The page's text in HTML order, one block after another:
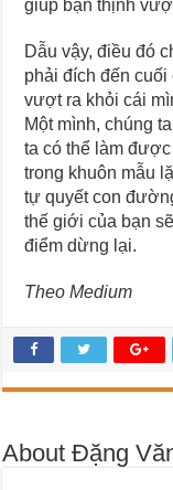
giúp bạn thịnh
Dẫu vậy, điều đó
phải đích đến
vượt ra khỏi cái
Một mình, chúng
ta có thể làm
trong khuôn mẫu
tự quyết con
thế giới của bạn
điểm dừng lại.
Theo Medium
About Đặng